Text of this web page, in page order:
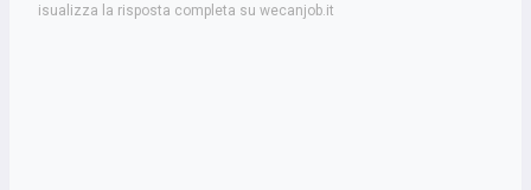
isualizza la risposta completa su wecanjob.it